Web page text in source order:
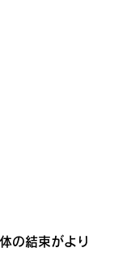
の結束がより